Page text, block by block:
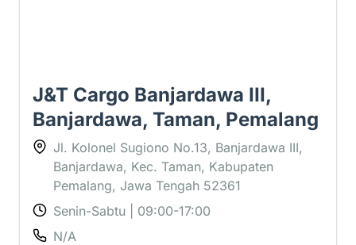
J&T Cargo Banjardawa III,
Banjardawa, Taman, Pemalang
Jl. Kolonel Sugiono No.13, Banjardawa III,
Banjardawa, Kec. Taman, Kabupaten
Pemalang, Jawa Tengah 52361
Senin-Sabtu | 09:00-17:00
N/A